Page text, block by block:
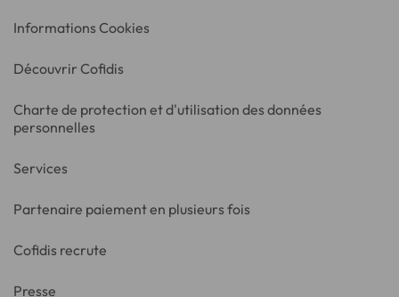
Informations Cookies
Découvrir Cofidis
Charte de protection et d'utilisation des données
personnelles
Services
Partenaire paiement en plusieurs fois
Cofidis recrute
Presse